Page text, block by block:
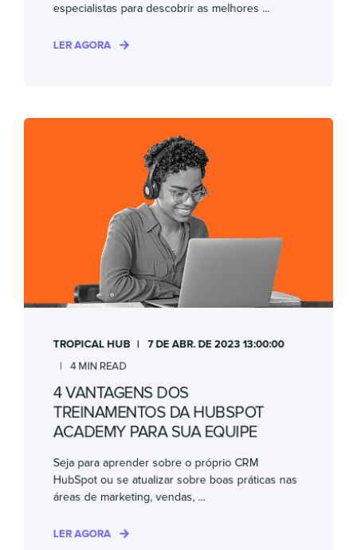
especialistas para descobrir as melhores ...
LER AGORA
TROPICAL HUB 7 DE ABR. DE 2023 13:00:00
4 MIN READ
4 VANTAGENS DOS
TREINAMENTOS DA HUBSPOT
ACADEMY PARA SUA EQUIPE
Seja para aprender sobre o próprio CRM
HubSpot ou se atualizar sobre boas práticas nas
áreas de marketing, vendas, ...
LER AGORA